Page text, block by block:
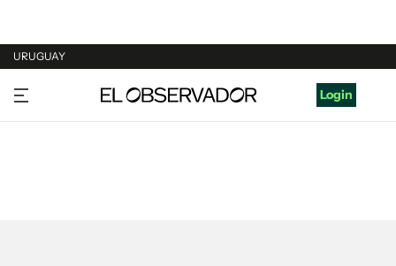
URUGUAY
URUGUAY
ARGENTINA
Login